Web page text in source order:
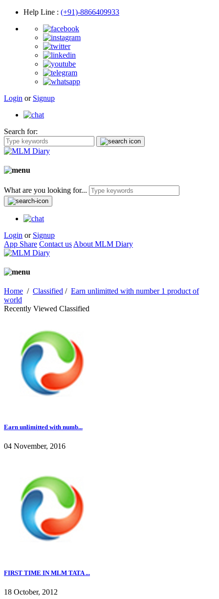
Help Line : (+91)-8866409933
Login or Signup
Search for:
What are you looking for...
Login or Signup
App Share Contact us About MLM Diary
Home / Classified / Earn unlimitted with number 1 product of
world
Recently Viewed Classified
Earn unlimitted with numb...
04 November, 2016
FIRST TIME IN MLM TATA ...
18 October, 2012